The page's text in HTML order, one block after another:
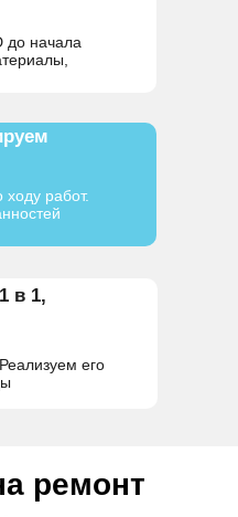
в 1,
его
до начала
работ.
ремонт